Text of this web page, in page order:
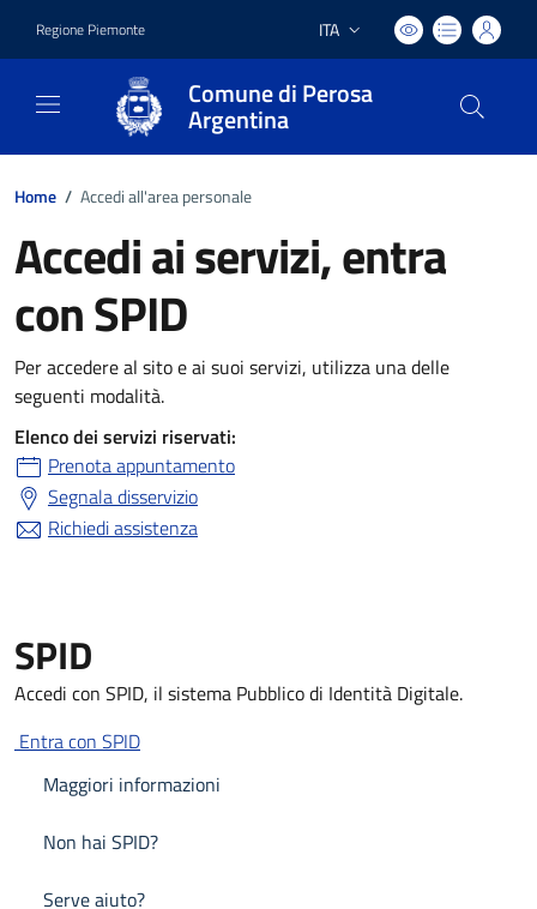
Regione Piemonte Lingua attiva:
ITA
Comune di Perosa
Argentina
Home / Accedi all'area personale
Accedi ai servizi, entra
con SPID
Per accedere al sito e ai suoi servizi, utilizza una delle
seguenti modalità.
Elenco dei servizi riservati:
Prenota appuntamento
Segnala disservizio
Richiedi assistenza
SPID
Accedi con SPID, il sistema Pubblico di Identità Digitale.
Entra con SPID
Maggiori informazioni
Non hai SPID?
Serve aiuto?